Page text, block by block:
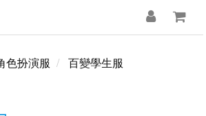
色扮演服 百變學生服